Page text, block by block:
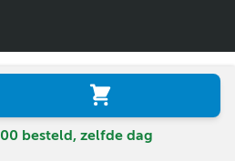
besteld, zelfde dag
Privacybeleid
Profimart 2026.